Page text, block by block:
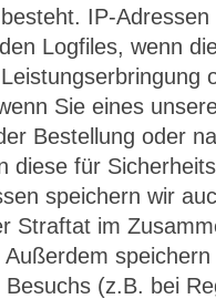
IP-
Logfiles, wenn
Sie eines
Bestellung oder
diese für
speichern wir
Straftat im
(z.B. bei